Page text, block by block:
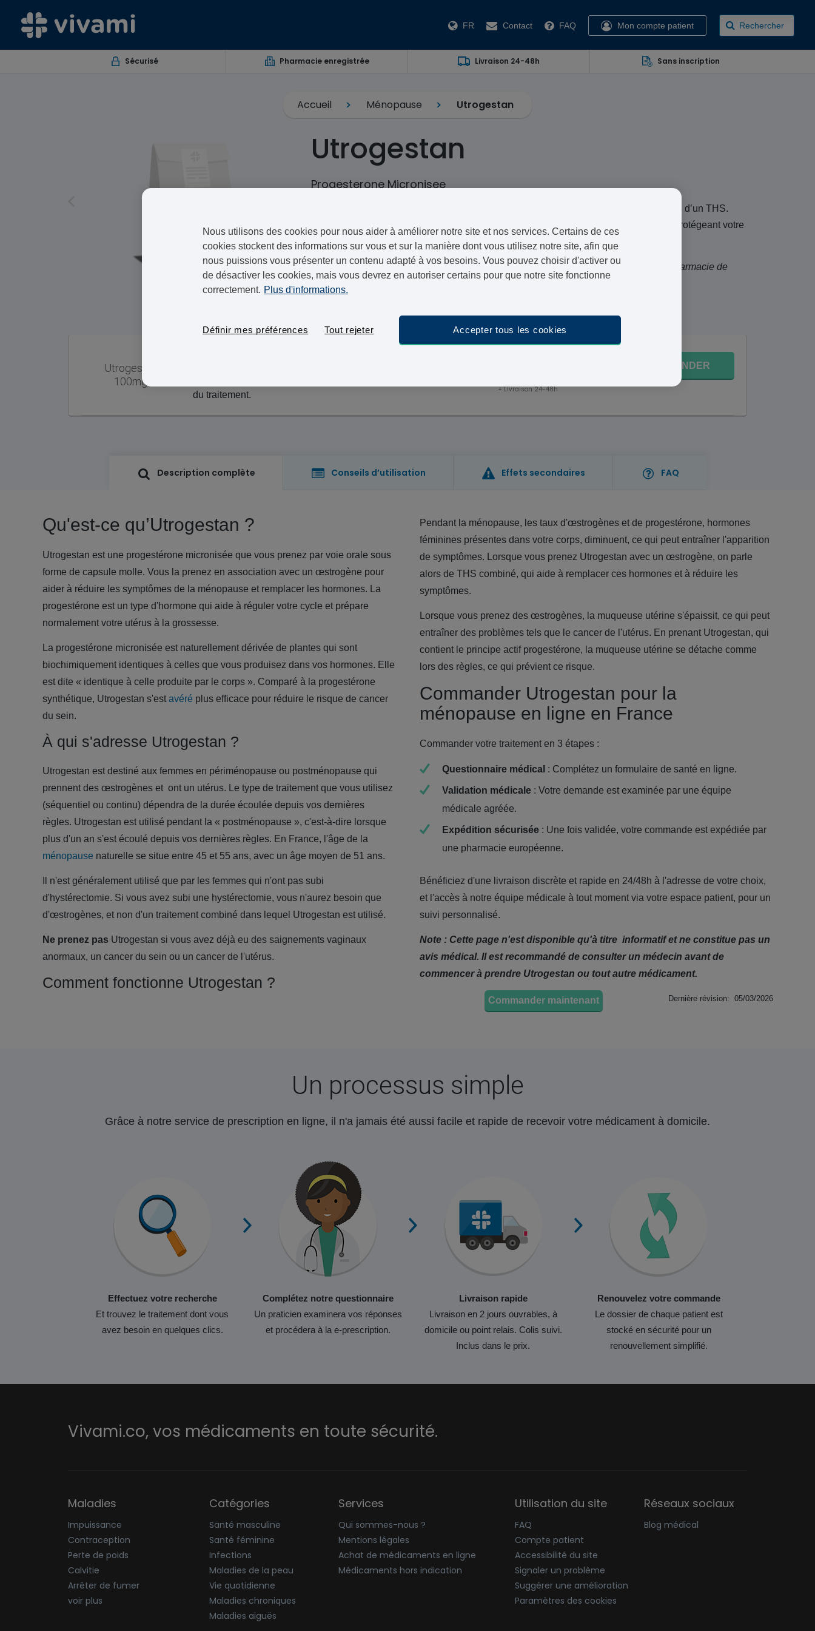
FR Contact FAQ Mon compte patient Rechercher
Sécurisé Pharmacie enregistrée Livraison 24-48h Sans inscription
Accueil Ménopause Utrogestan
Utrogestan
Progesterone Micronisee
(progestérone micronisée) utilisée dans le cadre d’un THS.
Associé aux œstrogènes, il aide à soulager les symptômes de la ménopause tout en protégeant votre
équilibre hormonal
Vous pouvez obtenir Utrogestan en ligne via notre service et le recevoir depuis une pharmacie de
l'Union européenne.
Utrogestan
100mg
du traitement.
+ Livraison 24-48h
COMMANDER
Description complète Conseils d’utilisation Effets secondaires FAQ
Qu'est-ce qu’Utrogestan ?
Utrogestan est une progestérone micronisée que vous prenez par voie orale sous
forme de capsule molle. Vous la prenez en association avec un œstrogène pour
aider à réduire les symptômes de la ménopause et remplacer les hormones. La
progestérone est un type d'hormone qui aide à réguler votre cycle et prépare
normalement votre utérus à la grossesse.
La progestérone micronisée est naturellement dérivée de plantes qui sont
biochimiquement identiques à celles que vous produisez dans vos hormones. Elle
est dite « identique à celle produite par le corps ». Comparé à la progestérone
synthétique, Utrogestan s'est avéré plus efficace pour réduire le risque de cancer
du sein.
À qui s'adresse Utrogestan ?
Utrogestan est destiné aux femmes en périménopause ou postménopause qui
prennent des œstrogènes et ont un utérus. Le type de traitement que vous utilisez
(séquentiel ou continu) dépendra de la durée écoulée depuis vos dernières
règles. Utrogestan est utilisé pendant la « postménopause », c'est-à-dire lorsque
plus d'un an s'est écoulé depuis vos dernières règles. En France, l'âge de la
ménopause naturelle se situe entre 45 et 55 ans, avec un âge moyen de 51 ans.
Il n'est généralement utilisé que par les femmes qui n'ont pas subi
d'hystérectomie. Si vous avez subi une hystérectomie, vous n'aurez besoin que
d'œstrogènes, et non d'un traitement combiné dans lequel Utrogestan est utilisé.
Ne prenez pas Utrogestan si vous avez déjà eu des saignements vaginaux
anormaux, un cancer du sein ou un cancer de l'utérus.
Comment fonctionne Utrogestan ?
Pendant la ménopause, les taux d'œstrogènes et de progestérone, hormones
féminines présentes dans votre corps, diminuent, ce qui peut entraîner l'apparition
de symptômes. Lorsque vous prenez Utrogestan avec un œstrogène, on parle
alors de THS combiné, qui aide à remplacer ces hormones et à réduire les
symptômes.
Lorsque vous prenez des œstrogènes, la muqueuse utérine s'épaissit, ce qui peut
entraîner des problèmes tels que le cancer de l'utérus. En prenant Utrogestan, qui
contient le principe actif progestérone, la muqueuse utérine se détache comme
lors des règles, ce qui prévient ce risque.
Commander Utrogestan pour la
ménopause en ligne en France
Commander votre traitement en 3 étapes :
Questionnaire médical : Complétez un formulaire de santé en ligne.
Validation médicale : Votre demande est examinée par une équipe
médicale agréée.
Expédition sécurisée : Une fois validée, votre commande est expédiée par
une pharmacie européenne.
Bénéficiez d'une livraison discrète et rapide en 24/48h à l'adresse de votre choix,
et l'accès à notre équipe médicale à tout moment via votre espace patient, pour un
suivi personnalisé.
Note : Cette page n'est disponible qu'à titre informatif et ne constitue pas un
avis médical. Il est recommandé de consulter un médecin avant de
commencer à prendre Utrogestan ou tout autre médicament.
Commander maintenant Dernière révision: 05/03/2026
Un processus simple
Grâce à notre service de prescription en ligne, il n'a jamais été aussi facile et rapide de recevoir votre médicament à domicile.
Effectuez votre recherche
Et trouvez le traitement dont vous
avez besoin en quelques clics.
Complétez notre questionnaire
Un praticien examinera vos réponses
et procédera à la e-prescription.
Livraison rapide
Livraison en 2 jours ouvrables, à
domicile ou point relais. Colis suivi.
Inclus dans le prix.
Renouvelez votre commande
Le dossier de chaque patient est
stocké en sécurité pour un
renouvellement simplifié.
Vivami.co,vos médicaments en toute sécurité.
Maladies
Impuissance
Contraception
Perte de poids
Calvitie
Arrêter de fumer
voir plus
Catégories
Santé masculine
Santé féminine
Infections
Maladies de la peau
Vie quotidienne
Maladies chroniques
Maladies aiguës
Services
Qui sommes-nous ?
Mentions légales
Achat de médicaments en ligne
Médicaments hors indication
Utilisation du site
FAQ
Compte patient
Accessibilité du site
Signaler un problème
Suggérer une amélioration
Paramètres des cookies
Réseaux sociaux
Blog médical
Nous utilisons des cookies pour nous aider à améliorer notre site et nos services. Certains de ces
cookies stockent des informations sur vous et sur la manière dont vous utilisez notre site, afin que
nous puissions vous présenter un contenu adapté à vos besoins. Vous pouvez choisir d'activer ou
de désactiver les cookies, mais vous devrez en autoriser certains pour que notre site fonctionne
correctement. Plus d'informations.
Définir mes préférences Tout rejeter Accepter tous les cookies